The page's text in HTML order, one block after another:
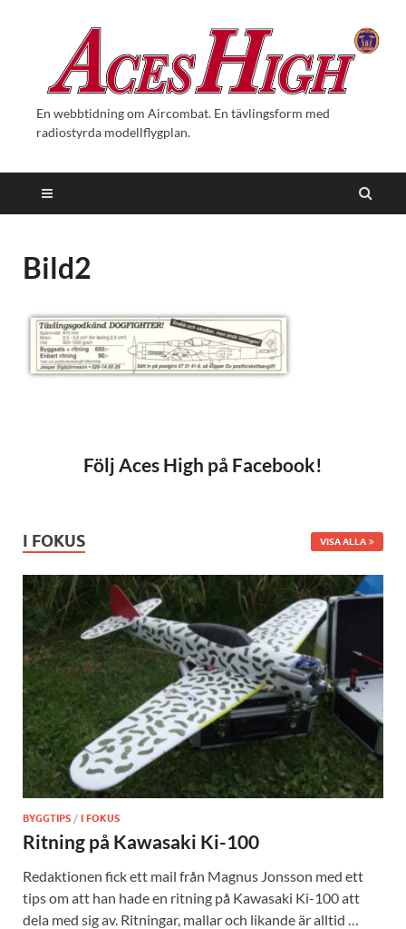
En webbtidning om Aircombat. En tävlingsform med
radiostyrda modellflygplan.
Bild2
Följ Aces High på Facebook!
I FOKUS VISA ALLA
BYGGTIPS / I FOKUS
Ritning på Kawasaki Ki-100
Redaktionen fick ett mail från Magnus Jonsson med ett
tips om att han hade en ritning på Kawasaki Ki-100 att
dela med sig av. Ritningar, mallar och likande är alltid …